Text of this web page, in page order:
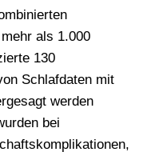
als 1.000
130
Schlafdaten mit
werden
bei